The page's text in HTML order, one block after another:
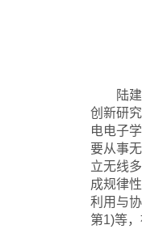
陆
创新研
电电子
要从事
立无线
成规律
利用与
第1)等